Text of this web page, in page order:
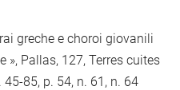
greche e choroi giovanili
», Pallas, 127, Terres cuites
85, p. 54, n. 61, n. 64